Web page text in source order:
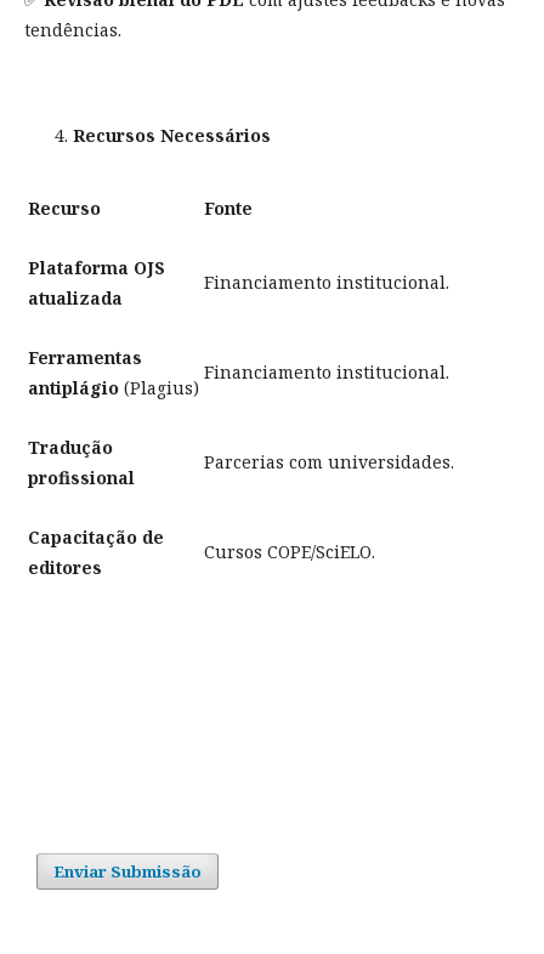
tendências.
Recursos Necessários
Recurso Fonte
Plataforma OJS
atualizada
Financiamento institucional.
Ferramentas
antiplágio (Plagius)
Financiamento institucional.
Tradução
profissional
Parcerias com universidades.
Capacitação de
editores
Cursos COPE/SciELO.
Enviar Submissão